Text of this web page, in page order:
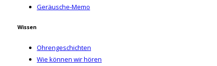
Geräusche-Memo
Wissen
Ohrengeschichten
Wie können wir hören